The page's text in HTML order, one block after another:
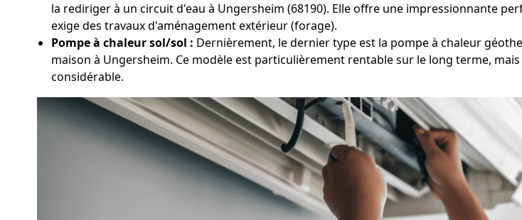
la rediriger à un circuit d'eau à Ungersheim (68190). Elle offre une impressionnante
exige des travaux d'aménagement extérieur (forage).
Pompe à chaleur sol/sol : Dernièrement, le dernier type est la pompe à chaleur
maison à Ungersheim. Ce modèle est particulièrement rentable sur le long terme,
considérable.